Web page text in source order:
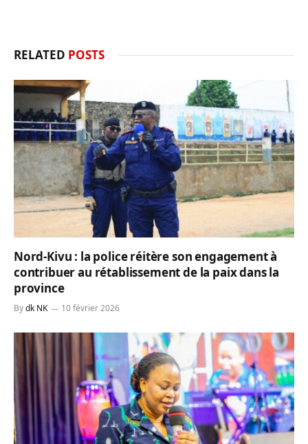
RELATED POSTS
Nord-Kivu : la police réitère son engagement à
contribuer au rétablissement de la paix dans la
province
Bydk NK 10 février 2026